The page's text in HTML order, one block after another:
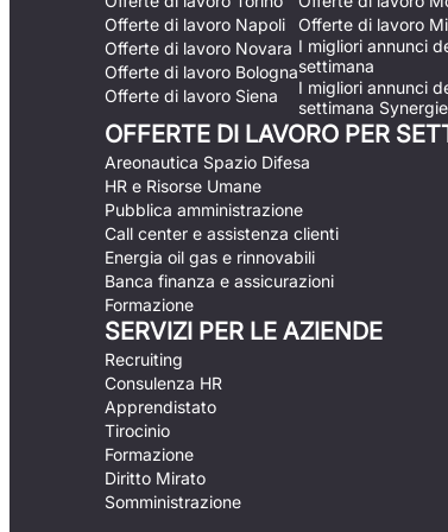
Offerte di lavoro Napoli
Offerte di lavoro Novara
Offerte di lavoro Bologna
Offerte di lavoro Siena
Offerte di lavoro
I migliori annunci
settimana
I migliori annunci
settimana
OFFERTE DI LAVORO PER
Areonautica Spazio Difesa
HR e Risorse Umane
Pubblica amministrazione
Call center e assistenza clienti
Energia oil gas e rinnovabili
Banca finanza e assicurazioni
Formazione
SERVIZI PER LE AZIENDE
Recruiting
Consulenza HR
Apprendistato
Tirocinio
Formazione
Diritto Mirato
Somministrazione